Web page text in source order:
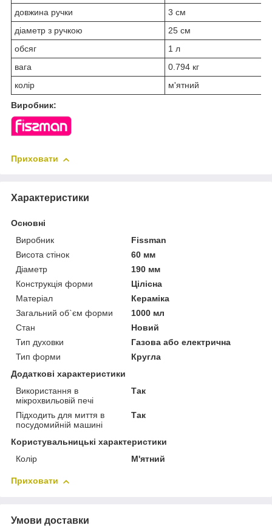
довжина ручки
3 см
діаметр з ручкою
25 см
обсяг
1 л
вага
0.794 кг
колір
м'ятний
Виробник:
Приховати
Характеристики
Основні
Виробник
Fissman
Висота стінок
60 мм
Діаметр
190 мм
Конструкція форми
Цілісна
Матеріал
Кераміка
Загальний об`єм форми
1000 мл
Стан
Новий
Тип духовки
Газова або електрична
Тип форми
Кругла
Додаткові характеристики
Використання в
мікрохвильовій печі
Так
Підходить для миття в
посудомийній машині
Так
Користувальницькі характеристики
Колір
М'ятний
Приховати
Умови доставки